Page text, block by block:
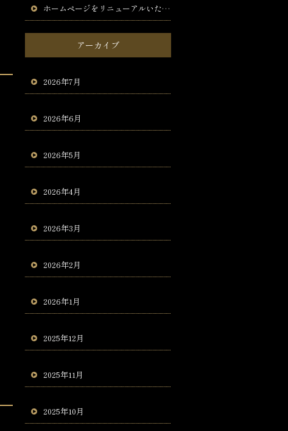
ホームページをリニューアルいたしました。
アーカイブ
2026年7月
2026年6月
2026年5月
2026年4月
2026年3月
2026年2月
2026年1月
2025年12月
2025年11月
2025年10月